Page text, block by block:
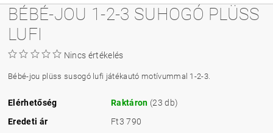
BÉBÉ-JOU 1-2-3 SUHOGÓ PLÜSS
LUFI
Nincs értékelés
Bébé-jou plüss susogó lufi játékautó motívummal 1-2-3.
Elérhetőség Raktáron (23 db)
Eredeti ár
Ft3 790